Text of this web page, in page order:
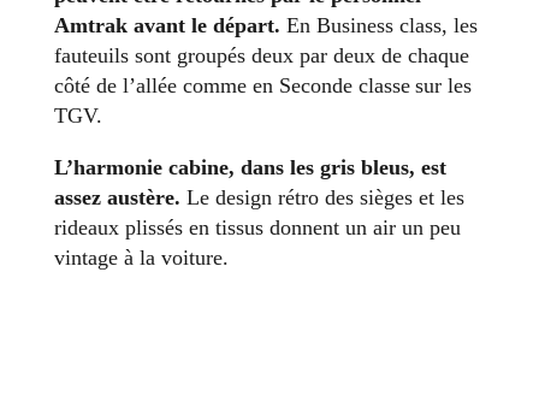
Amtrak avant le départ. En Business class, les
fauteuils sont groupés deux par deux de chaque
côté de l’allée comme en Seconde classe sur les
TGV.
L’harmonie cabine, dans les gris bleus, est
assez austère. Le design rétro des sièges et les
rideaux plissés en tissus donnent un air un peu
vintage à la voiture.